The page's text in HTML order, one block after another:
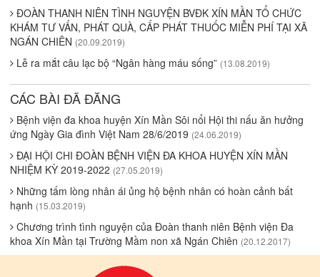
ĐOÀN THANH NIÊN TÌNH NGUYỆN BVĐK XÍN MẦN TỔ CHỨC
KHÁM TƯ VẤN, PHÁT QUÀ, CẤP PHÁT THUỐC MIỄN PHÍ TẠI XÃ
NGÁN CHIÊN (20.09.2019)
Lễ ra mắt câu lạc bộ “Ngân hàng máu sống” (13.08.2019)
CÁC BÀI ĐÃ ĐĂNG
Bệnh viện đa khoa huyện Xín Mần Sôi nổi Hội thi nấu ăn hưởng
ứng Ngày Gia đình Việt Nam 28/6/2019 (24.06.2019)
ĐẠI HỘI CHI ĐOÀN BỆNH VIỆN ĐA KHOA HUYỆN XÍN MẦN
NHIỆM KỲ 2019-2022 (27.05.2019)
Những tấm lòng nhân ái ủng hộ bệnh nhân có hoàn cảnh bất
hạnh (15.03.2019)
Chương trình tình nguyện của Đoàn thanh niên Bệnh viện Đa
khoa Xín Mần tại Trường Mầm non xã Ngán Chiên (20.12.2017)